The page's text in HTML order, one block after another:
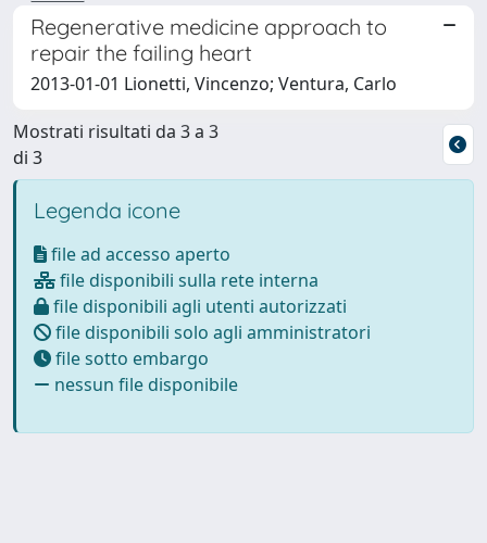
Regenerative medicine approach to
repair the failing heart
2013-01-01 Lionetti, Vincenzo; Ventura, Carlo
Mostrati risultati da 3 a 3
di 3
Legenda icone
file ad accesso aperto
file disponibili sulla rete interna
file disponibili agli utenti autorizzati
file disponibili solo agli amministratori
file sotto embargo
nessun file disponibile